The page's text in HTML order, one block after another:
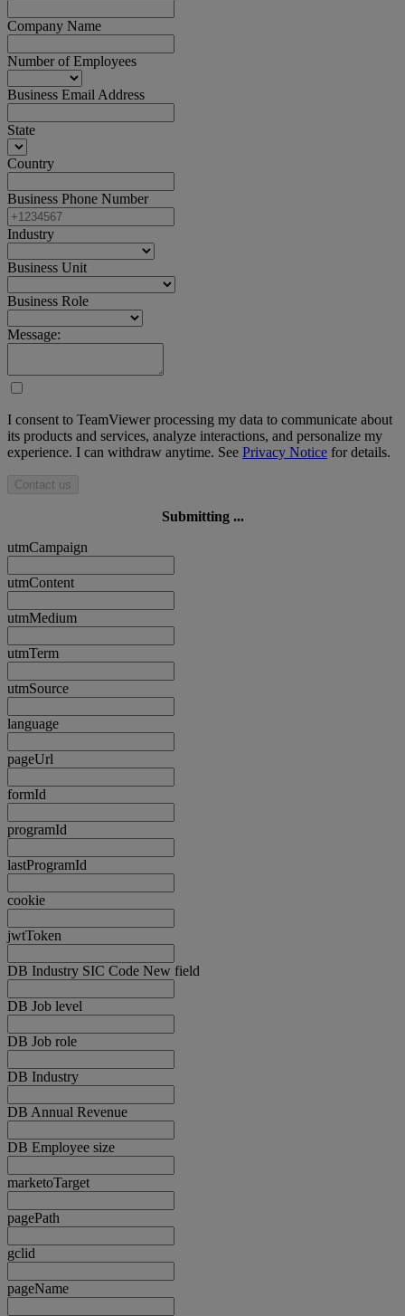
Company Name
Number of Employees
Business Email Address
State
Country
Business Phone Number
Industry
Business Unit
Business Role
Message:
I consent to TeamViewer processing my data to communicate about
its products and services, analyze interactions, and personalize my
experience. I can withdraw anytime. See Privacy Notice for details.
Contact us
Submitting ...
utmCampaign
utmContent
utmMedium
utmTerm
utmSource
language
pageUrl
formId
programId
lastProgramId
cookie
jwtToken
DB Industry SIC Code New field
DB Job level
DB Job role
DB Industry
DB Annual Revenue
DB Employee size
marketoTarget
pagePath
gclid
pageName